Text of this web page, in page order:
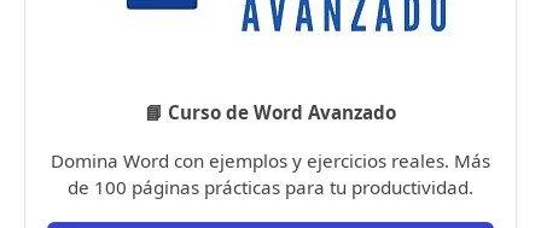
📘 Curso de Word Avanzado
Domina Word con ejemplos y ejercicios reales. Más
de 100 páginas prácticas para tu productividad.